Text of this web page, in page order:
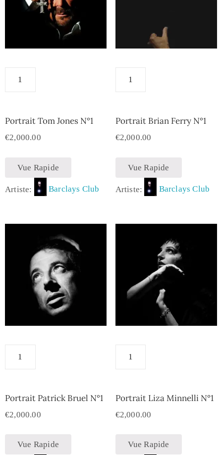
Portrait Tom Jones N°1
€2,000.00
Vue Rapide
Artiste: Barclays Club
Portrait Brian Ferry N°1
€2,000.00
Vue Rapide
Artiste: Barclays Club
Portrait Patrick Bruel N°1
€2,000.00
Vue Rapide
Portrait Liza Minnelli N°1
€2,000.00
Vue Rapide